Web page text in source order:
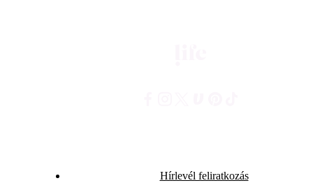
Hírlevél feliratkozás